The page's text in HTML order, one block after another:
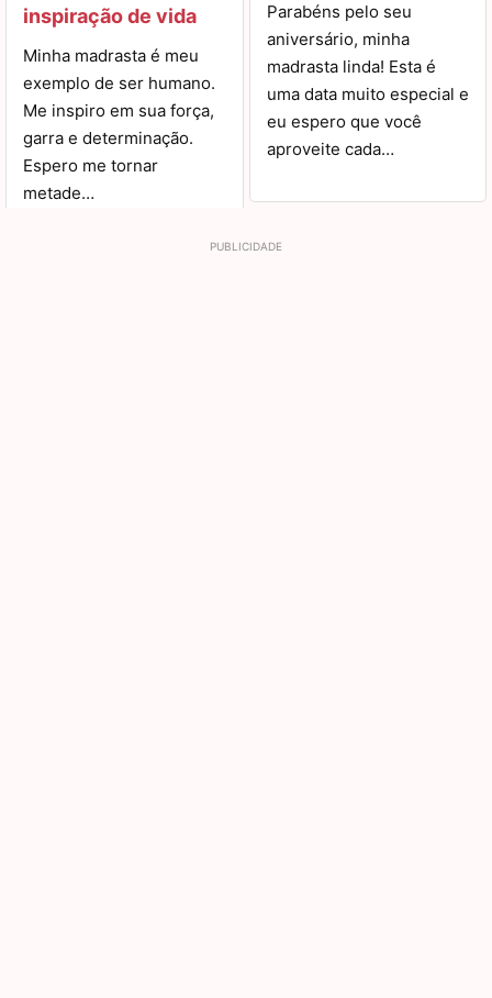
inspiração de vida
Minha madrasta é meu
exemplo de ser humano.
Me inspiro em sua força,
garra e determinação.
Espero me tornar
metade…
Parabéns pelo seu
aniversário, minha
madrasta linda! Esta é
uma data muito especial e
eu espero que você
aproveite cada…